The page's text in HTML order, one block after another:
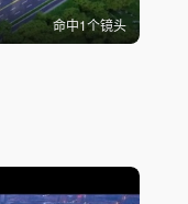
命中1个镜头